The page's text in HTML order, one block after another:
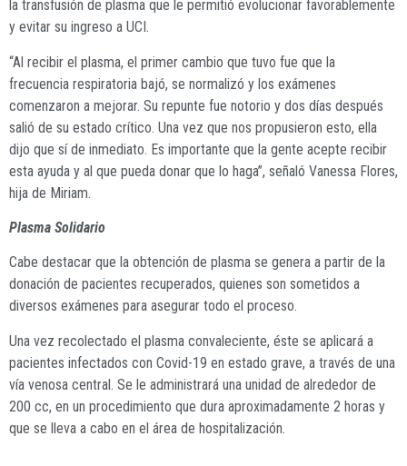
la transfusión de plasma que le permitió evolucionar favorablemente
y evitar su ingreso a UCI.
“Al recibir el plasma, el primer cambio que tuvo fue que la
frecuencia respiratoria bajó, se normalizó y los exámenes
comenzaron a mejorar. Su repunte fue notorio y dos días después
salió de su estado crítico. Una vez que nos propusieron esto, ella
dijo que sí de inmediato. Es importante que la gente acepte recibir
esta ayuda y al que pueda donar que lo haga”, señaló Vanessa Flores,
hija de Miriam.
Plasma Solidario
Cabe destacar que la obtención de plasma se genera a partir de la
donación de pacientes recuperados, quienes son sometidos a
diversos exámenes para asegurar todo el proceso.
Una vez recolectado el plasma convaleciente, éste se aplicará a
pacientes infectados con Covid-19 en estado grave, a través de una
vía venosa central. Se le administrará una unidad de alrededor de
200 cc, en un procedimiento que dura aproximadamente 2 horas y
que se lleva a cabo en el área de hospitalización.